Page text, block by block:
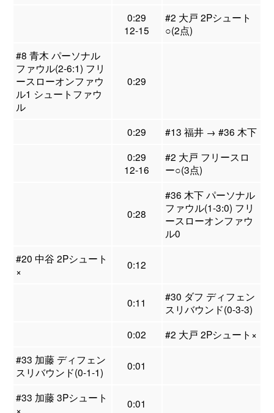
0:29
12-15
#2 大戸 2Pシュート
○(2点)
#8 青木 パーソナル
ファウル(2-6:1) フリ
ースローオンファウ
ル1 シュートファウ
ル
0:29
0:29
#13 福井 → #36 木下
0:29
12-16
#2 大戸 フリースロ
ー○(3点)
0:28
#36 木下 パーソナル
ファウル(1-3:0) フリ
ースローオンファウ
ル0
#20 中谷 2Pシュート
×
0:12
0:11
#30 ダフ ディフェン
スリバウンド(0-3-3)
0:02
#2 大戸 2Pシュート×
#33 加藤 ディフェン
スリバウンド(0-1-1)
0:01
#33 加藤 3Pシュート
×
0:01